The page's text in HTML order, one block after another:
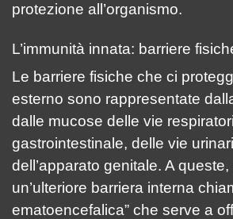
protezione all’organismo.
L’immunità innata: barriere
Le barriere fisiche che ci
esterno sono rappresentate
dalle mucose delle vie
gastrointestinale, delle vie
dell’apparato genitale. A
un’ulteriore barriera interna
ematoencefalica” che serve a